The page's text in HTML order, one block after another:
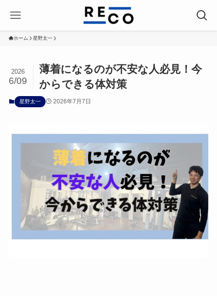
ホーム 星野太一
薄着になるのが不安な人必見！今
からできる体対策
2026
6/09
星野太一 2026年7月7日